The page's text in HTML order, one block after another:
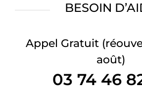
BESOIN
Appel Gratuit
août)
03 74 46